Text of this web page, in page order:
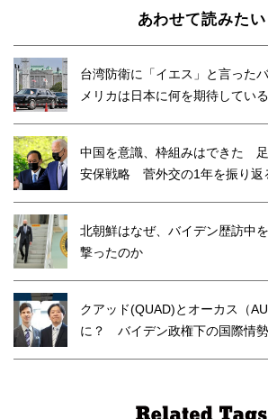
あわせて読みたい
台湾防衛に「イエス」と言った
メリカは日本に何を期待してい
中国を意識、枠組みはできた
安保戦略 菅外交の1年を振り返
北朝鮮はなぜ、バイデン歴訪中
撃ったのか
クアッド(QUAD)とオーカス（
に？ バイデン政権下の国際情勢